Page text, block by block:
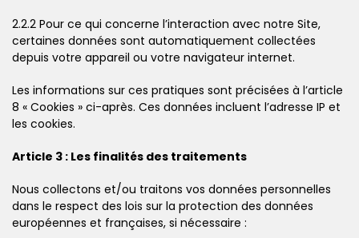
2.2.2 Pour ce qui concerne l’interaction avec notre Site,
certaines données sont automatiquement collectées
depuis votre appareil ou votre navigateur internet.
Les informations sur ces pratiques sont précisées à l’article
8 « Cookies » ci-après. Ces données incluent l’adresse IP et
les cookies.
Article 3 : Les finalités des traitements
Nous collectons et/ou traitons vos données personnelles
dans le respect des lois sur la protection des données
européennes et françaises, si nécessaire :